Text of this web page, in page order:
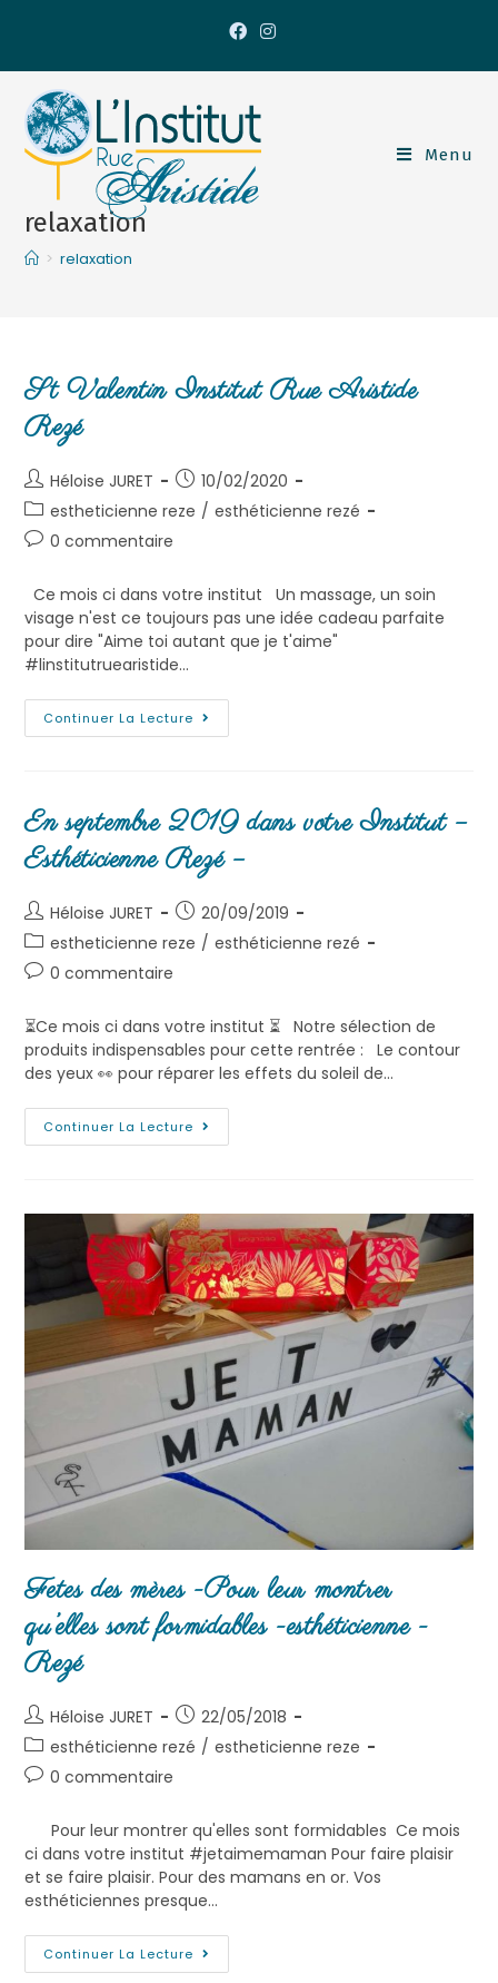
Menu
relaxation
> relaxation
St Valentin Institut Rue Aristide
Rezé
Héloise JURET
10/02/2020
estheticienne reze / esthéticienne rezé
0 commentaire
Ce mois ci dans votre institut Un massage, un soin
visage n'est ce toujours pas une idée cadeau parfaite
pour dire "Aime toi autant que je t'aime"
#linstitutruearistide…
Continuer La Lecture
En septembre 2019 dans votre Institut –
Esthéticienne Rezé –
Héloise JURET
20/09/2019
estheticienne reze / esthéticienne rezé
0 commentaire
⏳Ce mois ci dans votre institut ⏳ Notre sélection de
produits indispensables pour cette rentrée : Le contour
des yeux 👀 pour réparer les effets du soleil de…
Continuer La Lecture
Fetes des mères -Pour leur montrer
qu’elles sont formidables -esthéticienne -
Rezé
Héloise JURET
22/05/2018
esthéticienne rezé / estheticienne reze
0 commentaire
Pour leur montrer qu'elles sont formidables Ce mois
ci dans votre institut #jetaimemaman Pour faire plaisir
et se faire plaisir. Pour des mamans en or. Vos
esthéticiennes presque…
Continuer La Lecture